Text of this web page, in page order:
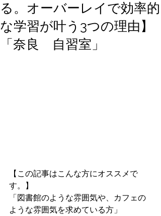
る。オーバーレイで効率的
な学習が叶う3つの理由】
「奈良 自習室」
【この記事はこんな方にオススメで
す。】
「図書館のような雰囲気や、カフェの
ような雰囲気を求めている方」